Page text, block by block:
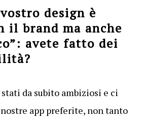
design è
il brand ma anche
avete fatto dei
da subito ambiziosi e ci
app preferite, non tanto